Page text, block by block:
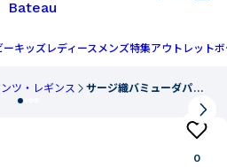
ーキッズ レディースメンズ特集アウトレットボ
ツ・レギンス サージ織バミューダパンツ
0